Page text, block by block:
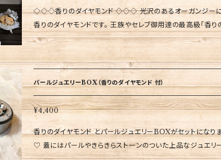
◇◇◇香りのダイヤモンド ◇◇◇ 光沢のあるオーガンジーに入った、
香りのダイヤモンドです。 王族やセレブ御用達の最高級「香り
モンド」をドバイの老舗生産者から特別に仕入れております。 香りが幸
せを運ぶとも言われ、空間を浄化してくれる力もあります。 玄
ング・寝室に飾ったり、オーガンジーは巾着タイプになってい
つりさげる事も可能です。 ご自身に、大切な方へのプレゼント
れています♡♡ ▼オーガンジー巾着 縦約11cm・横約9.5㎝ ▼オー
ガンジーのお色は黄色のみになります。（香りのダイヤモンド
個入り） （オーガンジーの他デザインも販売中です） 〇
込・送料別）にて、イエロー・ホワイト 〇￥1,650（税込・送料
ピンク・レッド・グリーン・ブルー・パープル ！！！
パールジュエリーBOX（香りのダイヤモンド 付）
¥4,400
香りのダイヤモンド とパールジュエリーBOXがセットになり
♡ 蓋にはパールやきらきらストーンのついた上品なジュエリーBOX